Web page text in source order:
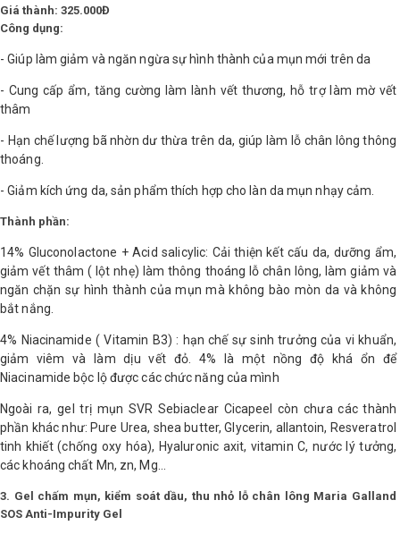
Giá thành: 325.000Đ
Công dụng:
- Giúp làm giảm và ngăn ngừa sự hình thành của mụn mới trên da
- Cung cấp ẩm, tăng cường làm lành vết thương, hỗ trợ làm mờ vết
thâm
- Hạn chế lượng bã nhờn dư thừa trên da, giúp làm lỗ chân lông thông
thoáng.
- Giảm kích ứng da, sản phẩm thích hợp cho làn da mụn nhạy cảm.
Thành phần:
14% Gluconolactone + Acid salicylic: Cải thiện kết cấu da, dưỡng ẩm,
giảm vết thâm ( lột nhẹ) làm thông thoáng lỗ chân lông, làm giảm và
ngăn chặn sự hình thành của mụn mà không bào mòn da và không
bắt nắng.
4% Niacinamide ( Vitamin B3) : hạn chế sự sinh trưởng của vi khuẩn,
giảm viêm và làm dịu vết đỏ. 4% là một nồng độ khá ổn để
Niacinamide bộc lộ được các chức năng của mình
Ngoài ra, gel trị mụn SVR Sebiaclear Cicapeel còn chưa các thành
phần khác như: Pure Urea, shea butter, Glycerin, allantoin, Resveratrol
tinh khiết (chống oxy hóa), Hyaluronic axit, vitamin C, nước lý tưởng,
các khoáng chất Mn, zn, Mg…
3. Gel chấm mụn, kiểm soát dầu, thu nhỏ lỗ chân lông Maria Galland
SOS Anti-Impurity Gel